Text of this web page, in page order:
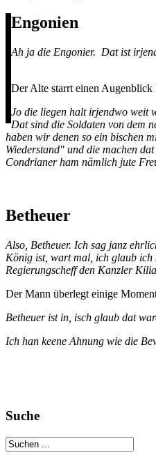
Engonien
Ah ja die Engonier. Dat ist
Der Alte starrt einen
Jo die liegen halt irjendwo weit
Dat sind die Soldaten von dem
haben wir denen so ein bischen
Wiederstand" und die machen
Condrianer ham nämlich jute
Betheuer
Also, Betheuer. Ich sag janz
König ist, wart mal, ich glaub ich
Regierungscheff den Kanzler
Der Mann überlegt einige
Betheuer ist in, isch glaub dat
Ich han keene Ahnung wie die
Suche